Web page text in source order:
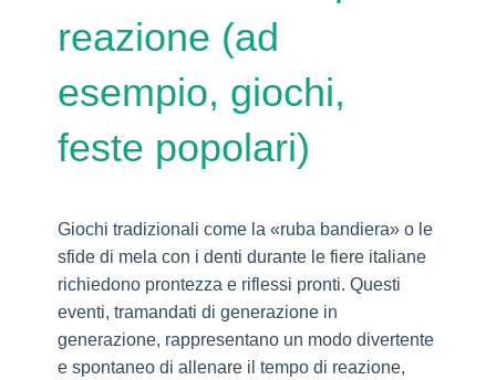
reazione (ad
esempio, giochi,
feste popolari)
Giochi tradizionali come la «ruba bandiera» o le
sfide di mela con i denti durante le fiere italiane
richiedono prontezza e riflessi pronti. Questi
eventi, tramandati di generazione in
generazione, rappresentano un modo divertente
e spontaneo di allenare il tempo di reazione,